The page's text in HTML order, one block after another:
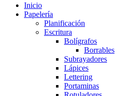
Inicio
Papelería
Planificación
Escritura
Bolígrafos
Borrables
Subrayadores
Lápices
Lettering
Portaminas